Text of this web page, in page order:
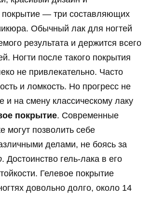
покрытие — три составляющих
Обычный лак для ногтей
результата и держится всего
Ногти после такого покрытия
не привлекательно. Часто
и ломкость. Но прогресс не
и на смену классическому лаку
покрытие. Современные
могут позволить себе
делами, не боясь за
. Достоинство гель-лака в его
Гелевое покрытие
довольно долго, около 14